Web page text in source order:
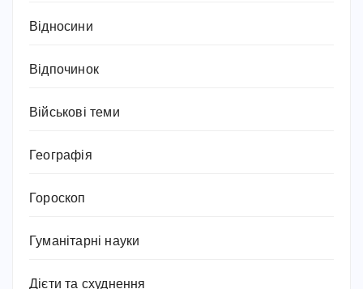
Відносини
Відпочинок
Військові теми
Географія
Гороскоп
Гуманітарні науки
Дієти та схуднення